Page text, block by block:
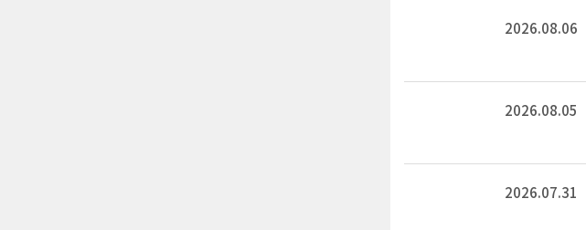
2026.08.06
2026.08.05
2026.07.31